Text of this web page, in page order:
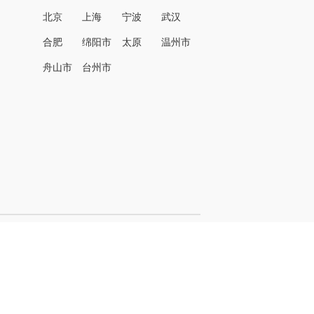
北京 上海 宁波 武汉
合肥 绵阳市 太原 温州市
舟山市 台州市